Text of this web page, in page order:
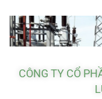
CÔNG TY CỔ